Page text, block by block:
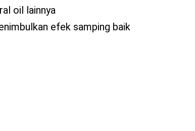
oil lainnya
efek samping baik